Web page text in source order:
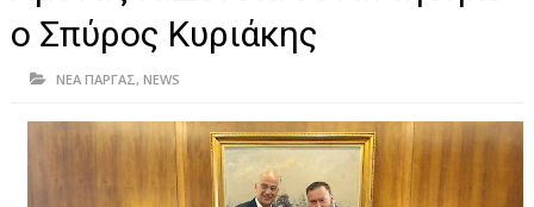
ΗΠΕΙΡΟΣ
ΠΡΕΒΕΖΑ
ΙΩΑΝΝΙΝΑ
ΘΕΣΠΡΩΤΙΑ
ο Σπύρος Κυριάκης
ΝΕΑ ΠΑΡΓΑΣ, NEWS